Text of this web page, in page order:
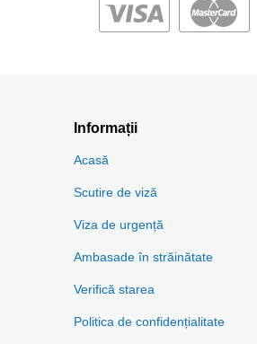
Informații
Acasă
Scutire de viză
Viza de urgență
Ambasade în străinătate
Verifică starea
Politica de confidențialitate